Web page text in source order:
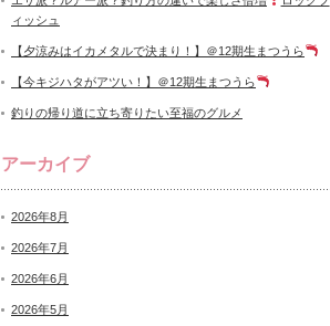
ィッシュ
【夕涼みはイカメタルで決まり！】＠12期生まつうら
【今キジハタがアツい！】＠12期生まつうら
釣りの帰り道に立ち寄りたい至福のグルメ
アーカイブ
2026年8月
2026年7月
2026年6月
2026年5月